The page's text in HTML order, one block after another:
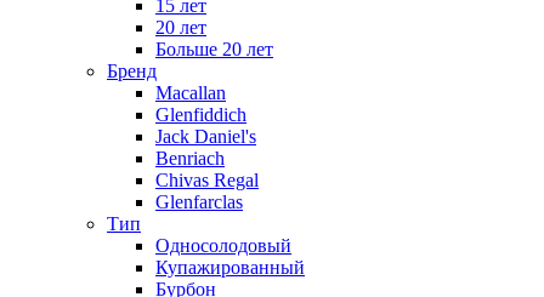
15 лет
20 лет
Больше 20 лет
Бренд
Macallan
Glenfiddich
Jack Daniel's
Benriach
Chivas Regal
Glenfarclas
Тип
Односолодовый
Купажированный
Бурбон